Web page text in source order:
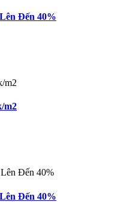
Đến 40%
m2
Đến 40%